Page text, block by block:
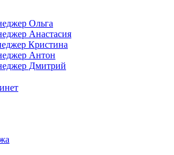
Ольга
Анастасия
Кристина
Антон
Дмитрий